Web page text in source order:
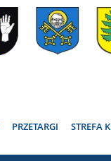
PRZETARGI STREFA